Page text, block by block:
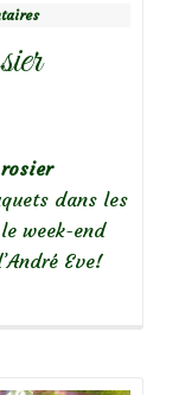
rosier
dans les
week-end
Eve!